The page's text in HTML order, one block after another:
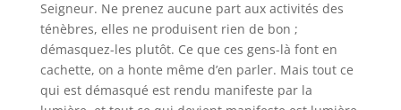
Seigneur. Ne prenez aucune part aux activités des
ténèbres, elles ne produisent rien de bon ;
démasquez-les plutôt. Ce que ces gens-là font en
cachette, on a honte même d’en parler. Mais tout ce
qui est démasqué est rendu manifeste par la